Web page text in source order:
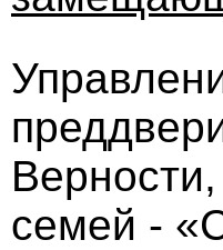
семей -